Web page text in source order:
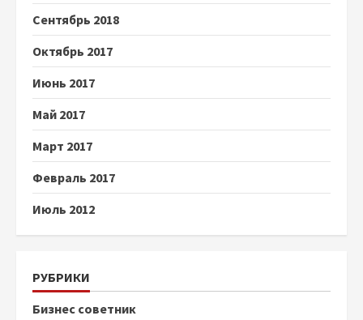
Сентябрь 2018
Октябрь 2017
Июнь 2017
Май 2017
Март 2017
Февраль 2017
Июль 2012
РУБРИКИ
Бизнес советник